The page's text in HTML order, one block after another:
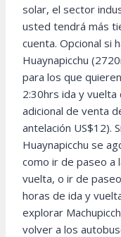
solar, el sector
usted tendrá más
cuenta. Opcional si
Huaynapicchu
para los que
2:30hrs ida y
adicional de venta
antelación US$12).
Huaynapicchu se
como ir de paseo a
vuelta, o ir de
horas de ida y
explorar
volver a los